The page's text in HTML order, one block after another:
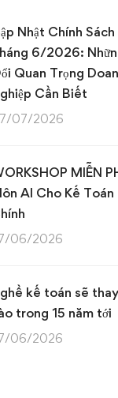
Nhật Chính
6/2026:
Quan Trọng
Cần Biết
07/2026
MIỄN
AI Cho Kế Toán
06/2026
kế toán sẽ
trong 15 năm tới
06/2026